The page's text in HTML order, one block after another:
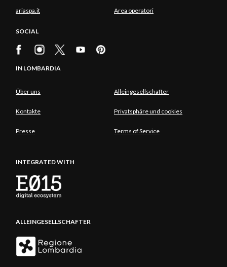
ariaspa.it Area operatori
SOCIAL
IN LOMBARDIA
Über uns Alleingesellschafter
Kontakte Privatsphäre und cookies
Presse Terms of Service
INTEGRATED WITH
ALLEINGESELLSCHAFTER